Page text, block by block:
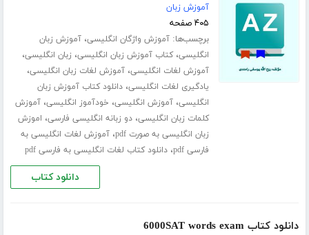
آموزش زبان
۴۰۵ صفحه
برچسب‌ها:آموزش واژگان انگلیسی،آموزش زبان
انگلیسی،کتاب آموزش زبان انگلیسی، زبان انگلیسی،
آموزش لغات انگلیسی،آموزش لغات زبان انگلیسی،
یادگیری لغات انگلیسی،دانلود کتاب آموزش زبان
انگلیسی،آموزش انگلیسی، خودآموز انگلیسی،آموزش
کلمات زبان انگلیسی،دو زبانه انگلیسی فارسی، اموزش
زبان انگلیسی به صورت pdf
،آموزش لغات انگلیسی به
فارسی pdf
،دانلود کتاب لغات انگلیسی به فارسی pdf
دانلود کتاب
دانلود کتاب 6000SAT words exam